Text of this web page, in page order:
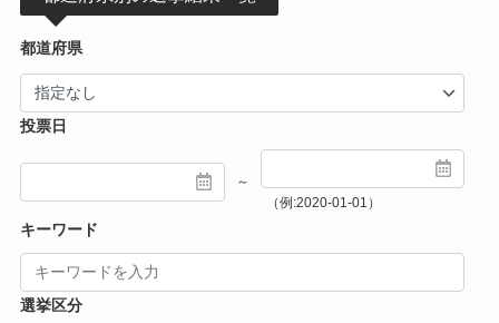
都道府県
投票日
～
（例:2020-01-01）
キーワード
選挙区分